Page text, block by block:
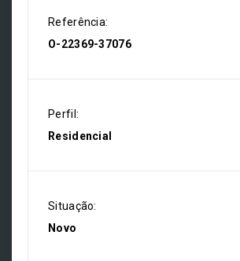
Referência:
O-22369-37076
Perfil:
Residencial
Situação:
Novo